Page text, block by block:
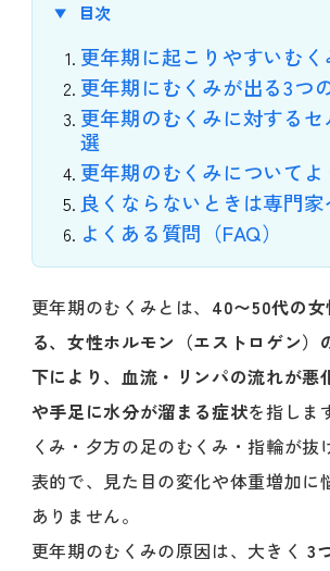
目次
更年期に起こりやすいむ
更年期にむくみが出る3つ
更年期のむくみに対するセ
選
更年期のむくみについてよ
良くならないときは専門家
よくある質問（FAQ）
更年期のむくみとは、 40〜50代の
る、女性ホルモン（エストロゲン）
下により、血流・リンパの流れが悪
や手足に水分が溜まる症状を指しま
くみ・夕方の足のむくみ・指輪が抜
表的で、見た目の変化や体重増加に
ありません。
更年期のむくみの原因は、大きく 3